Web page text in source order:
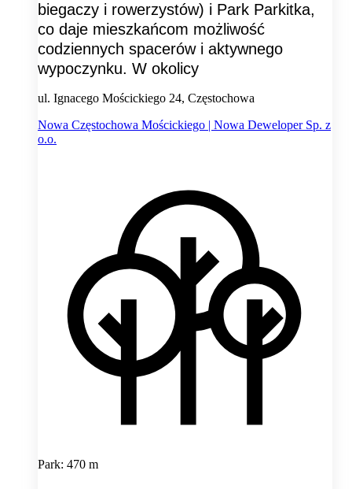
biegaczy i rowerzystów) i Park Parkitka,
co daje mieszkańcom możliwość
codziennych spacerów i aktywnego
wypoczynku. W okolicy
ul. Ignacego Mościckiego 24, Częstochowa
Nowa Częstochowa Mościckiego | Nowa Deweloper Sp. z
o.o.
Park: 470 m